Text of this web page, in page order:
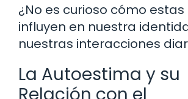
¿No es curioso cómo
influyen en nuestra
nuestras interacciones
La Autoestima y su